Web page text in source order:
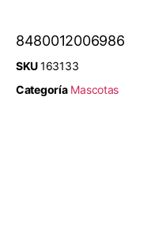
8480012006986
SKU163133
Categoría Mascotas